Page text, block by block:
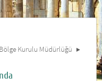
Kurulu Müdürlüğü